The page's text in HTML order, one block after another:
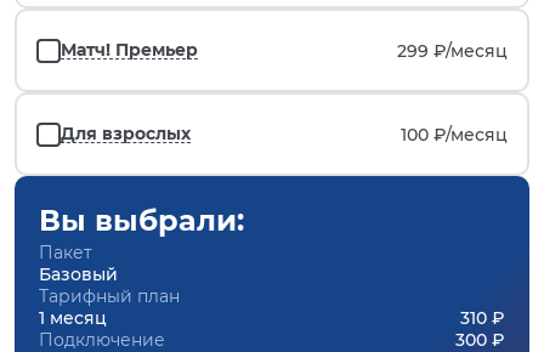
Матч! Премьер 299 ₽/месяц
Для взрослых 100 ₽/месяц
Вы выбрали:
Пакет
Базовый
Тарифный план
1 месяц
310 ₽
Подключение
300 ₽